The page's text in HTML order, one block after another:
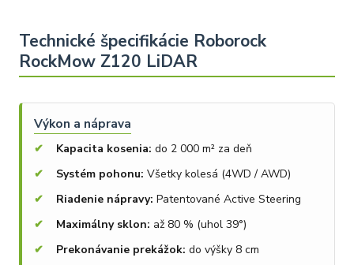
Technické špecifikácie Roborock
RockMow Z120 LiDAR
Výkon a náprava
Kapacita kosenia: do 2 000 m² za deň
Systém pohonu: Všetky kolesá (4WD / AWD)
Riadenie nápravy: Patentované Active Steering
Maximálny sklon: až 80 % (uhol 39°)
Prekonávanie prekážok: do výšky 8 cm